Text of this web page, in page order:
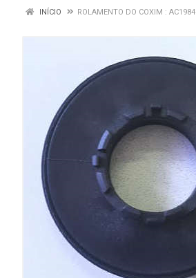
INÍCIO ROLAMENTO DO COXIM : AC1984